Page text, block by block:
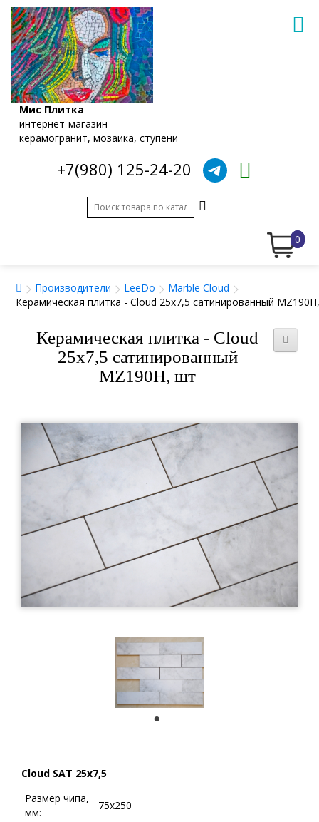
Мис Плитка
интернет-магазин
керамогранит, мозаика, ступени
+7(980) 125-24-20
0
Производители LeeDo
Marble Cloud
Керамическая плитка - Cloud 25x7,5 сатинированный
Керамическая плитка - Cloud
25x7,5 сатинированный
MZ190H, шт
Cloud SAT 25x7,5
Размер чипа,
мм:
75x250